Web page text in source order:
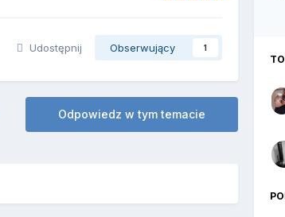
Udostępnij Obserwujący 1
Odpowiedz w tym temacie